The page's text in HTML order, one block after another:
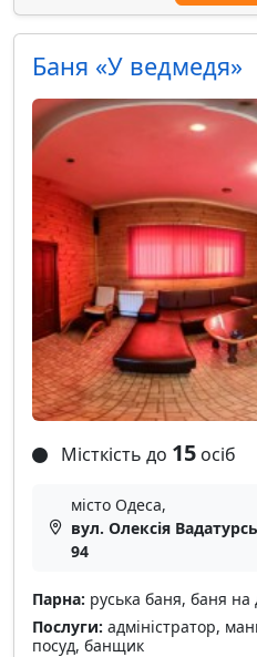
Баня «У ведмедя»
Місткість до 15 осіб
місто Одеса,
вул. Олексія
94
Парна: руська баня, баня на
Послуги: адміністратор,
посуд, банщик